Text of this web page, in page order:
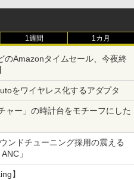
1週間 1カ月
のAmazonタイムセール、今夜終
をワイヤレス化するアダプタ
ャー」の時計台をモチーフにした
ンドチューニング採用の震える
」
】